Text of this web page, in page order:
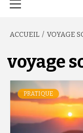
ACCUEIL VOYAGE
voyage
PRATIQUE